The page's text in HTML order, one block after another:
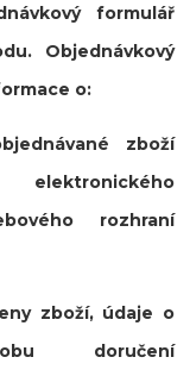
formulář
Objednávkový
o:
zboží
rozhraní
zboží, údaje o
doručení